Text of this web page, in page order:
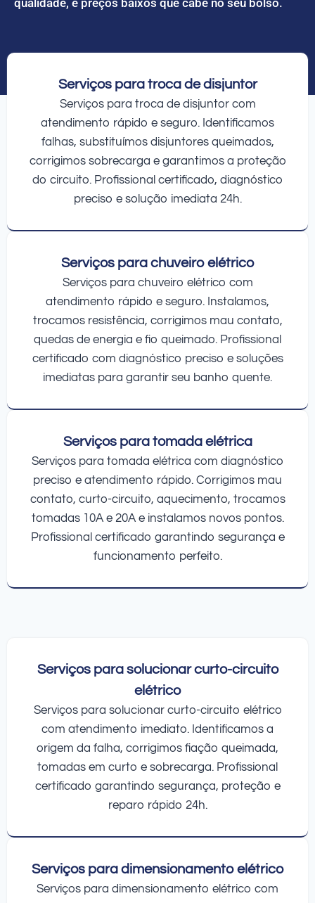
Serviços para troca de disjuntor
Serviços para troca de disjuntor com
atendimento rápido e seguro. Identificamos
falhas, substituímos disjuntores queimados,
corrigimos sobrecarga e garantimos a proteção
do circuito. Profissional certificado, diagnóstico
preciso e solução imediata 24h.
Serviços para chuveiro elétrico
Serviços para chuveiro elétrico com
atendimento rápido e seguro. Instalamos,
trocamos resistência, corrigimos mau contato,
quedas de energia e fio queimado. Profissional
certificado com diagnóstico preciso e soluções
imediatas para garantir seu banho quente.
Serviços para tomada elétrica
Serviços para tomada elétrica com diagnóstico
preciso e atendimento rápido. Corrigimos mau
contato, curto-circuito, aquecimento, trocamos
tomadas 10A e 20A e instalamos novos pontos.
Profissional certificado garantindo segurança e
funcionamento perfeito.
Serviços para solucionar curto-circuito
elétrico
Serviços para solucionar curto-circuito elétrico
com atendimento imediato. Identificamos a
origem da falha, corrigimos fiação queimada,
tomadas em curto e sobrecarga. Profissional
certificado garantindo segurança, proteção e
reparo rápido 24h.
Serviços para dimensionamento elétrico
Serviços para dimensionamento elétrico com